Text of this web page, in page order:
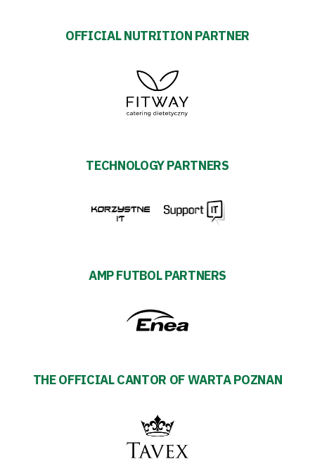
OFFICIAL NUTRITION PARTNER
TECHNOLOGY PARTNERS
AMP FUTBOL PARTNERS
THE OFFICIAL CANTOR OF WARTA POZNAN